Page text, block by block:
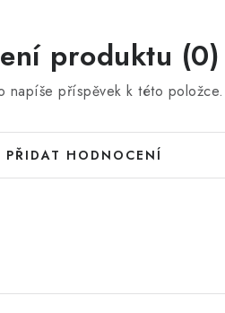
produktu (0)
napíše příspěvek k této položce.
PŘIDAT HODNOCENÍ